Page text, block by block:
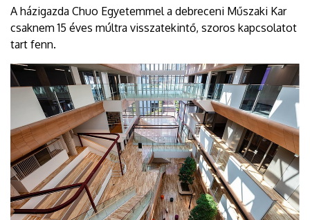
A házigazda Chuo Egyetemmel a debreceni Műszaki Kar
csaknem 15 éves múltra visszatekintő, szoros kapcsolatot
tart fenn.